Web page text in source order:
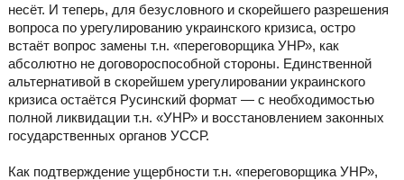
несёт. И теперь, для безусловного и скорейшего разрешения
вопроса по урегулированию украинского кризиса, остро
встаёт вопрос замены т.н. «переговорщика УНР», как
абсолютно не договороспособной стороны. Единственной
альтернативой в скорейшем урегулировании украинского
кризиса остаётся Русинский формат — с необходимостью
полной ликвидации т.н. «УНР» и восстановлением законных
государственных органов УССР.
Как подтверждение ущербности т.н. «переговорщика УНР»,